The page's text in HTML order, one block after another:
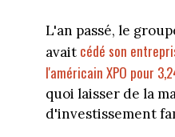
L'an passé, le
avait cédé son
l'américain XPO pour
quoi laisser de la
d'investissement